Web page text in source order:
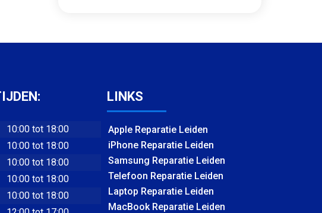
10:00 tot 18:00
10:00 tot 18:00
10:00 tot 18:00
10:00 tot 18:00
10:00 tot 18:00
LINKS
Apple Reparatie Leiden
iPhone Reparatie Leiden
Samsung Reparatie Leiden
Telefoon Reparatie Leiden
Laptop Reparatie Leiden
MacBook Reparatie Leiden